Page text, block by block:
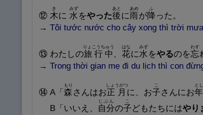
⑫ 木
き
に 水
みず
をやった後
あと
に雨
あめ
が降
ふ
った。
→ Tôi tước nước cho cây xong thì trời
⑬ わたしの旅 行 中
りょこうちゅう
、 花
はな
に水
みず
をやるのを忘
わす
→ Trong thời gian mẹ đi du lịch thì con
⑭A「 森
もり
さんはお 正 月
しょうがつ
に、お子
こ
さんにお年
と
B「いいえ、 自分
じぶん
の子
こ
どもたちにはやり